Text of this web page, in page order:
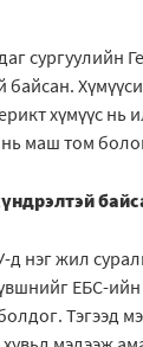
сургуулийн
хүмүүс нь
нь маш том
д нэг жил
ЕБС-ийн
Тэгээд